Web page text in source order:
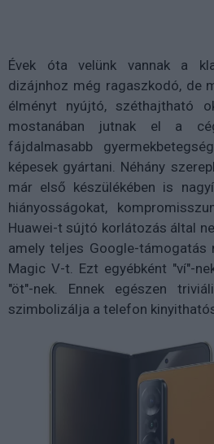
Évek óta velünk vannak a
dizájnhoz még ragaszkodó, de
élményt nyújtó, széthajtható
mostanában jutnak el a
fájdalmasabb
képesek gyártani. Néhány
már első készülékében is
hiányosságokat,
Huawei-t sújtó korlátozás által
amely teljes Google-
Magic V-t. Ezt egyébként "ví"-
"öt"-nek. Ennek egészen
szimbolizálja a telefon